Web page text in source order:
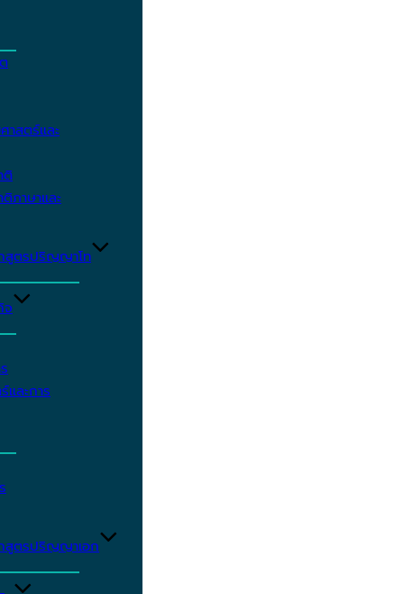
สตร์และ
ติ
ภาษาและ
สูตรปริญญาโท
จ
ละการ
สูตรปริญญาเอก